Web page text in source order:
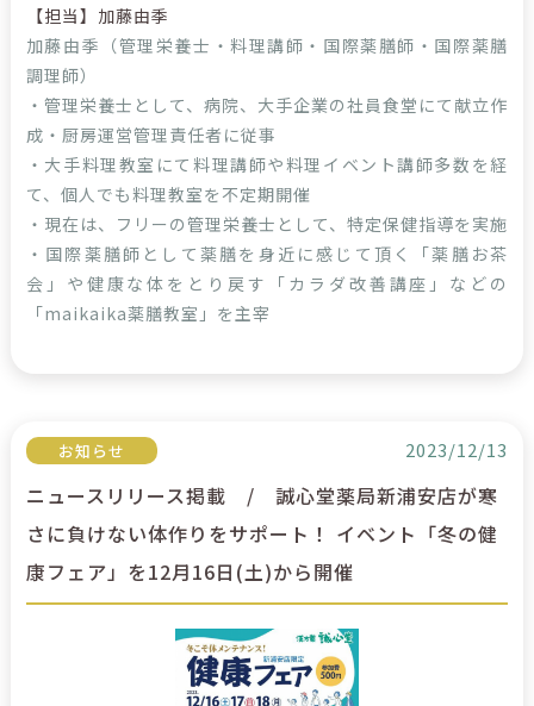
【担当】加藤由季
加藤由季（管理栄養士・料理講師・国際薬膳師・国際薬膳
調理師）
・管理栄養士として、病院、大手企業の社員食堂にて献立作
成・厨房運営管理責任者に従事
・大手料理教室にて料理講師や料理イベント講師多数を経
て、個人でも料理教室を不定期開催
・現在は、フリーの管理栄養士として、特定保健指導を実施
・国際薬膳師として薬膳を身近に感じて頂く「薬膳お茶
会」や健康な体をとり戻す「カラダ改善講座」などの
「maikaika薬膳教室」を主宰
お知らせ 2023/12/13
ニュースリリース掲載 / 誠心堂薬局新浦安店が寒
さに負けない体作りをサポート！ イベント「冬の健
康フェア」を12月16日(土)から開催